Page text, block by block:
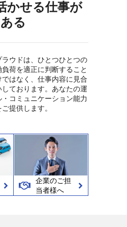
かせる仕事が
ある
ラウドは、ひとつひとつの
荷を適正に判断すること
はなく、仕事内容に見合
ております。あなたの運
コミュニケーション能力
提供します。
企業のご担
当者様へ